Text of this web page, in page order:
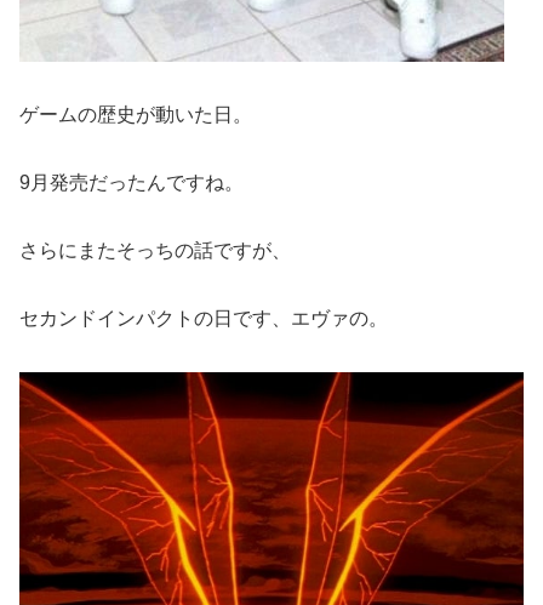
ゲームの歴史が動いた日。
9月発売だったんですね。
さらにまたそっちの話ですが、
セカンドインパクトの日です、エヴァの。